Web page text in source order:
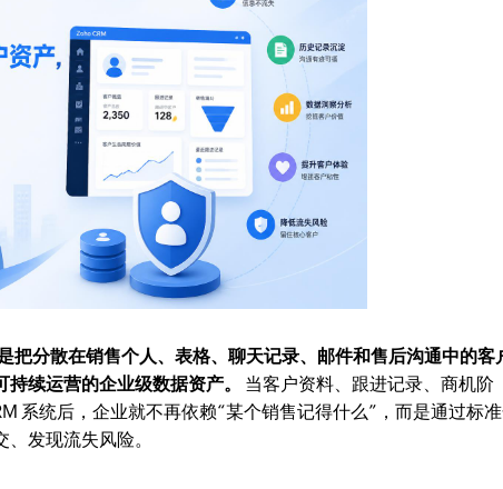
把分散在销售个人、表格、聊天记录、邮件和售后沟通中的客
续运营的企业级数据资产。
当客户资料、跟进记录、商机阶
系统后，企业就不再依赖“某个销售记得什么”，而是通过标
发现流失风险。